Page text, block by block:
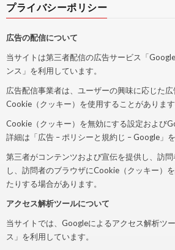
プライバシーポリシー
広告の配信について
当サイトは第三者配信の広告サービス「
ンス」を利用しています。
広告配信事業者は、ユーザーの興味に応じた
Cookie（クッキー）を使用することがあります
Cookie（クッキー）を無効にする設定および
詳細は「広告 – ポリシーと規約じ – Google」を
第三者がコンテンツおよび宣伝を提供し、訪
し、訪問者のブラウザにCookie（クッキー）
たりする場合があります。
アクセス解析ツールについて
当サイトでは、Googleによるアクセス解析ツ
ス」を利用しています。